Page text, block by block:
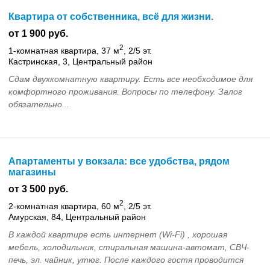
Квартира от собственника, всё для жизни.
от 1 900 руб.
1-комнатная квартира, 37 м2
, 2/5 эт.
Кастринская, 3, Центральный район
Сдам двухкомнатную квартиру. Есть все необходимое для
комфортного проживания. Вопросы по телефону. Залог
обязательно...
Апартаменты у вокзала: все удобства, рядом
магазины
от 3 500 руб.
2-комнатная квартира, 60 м2
, 2/5 эт.
Амурская, 84, Центральный район
В каждой квартире есть интернет (Wi-Fi) , хорошая
мебель, холодильник, стиральная машина-автомат, СВЧ-
печь, эл. чайник, утюг. После каждого гостя проводится